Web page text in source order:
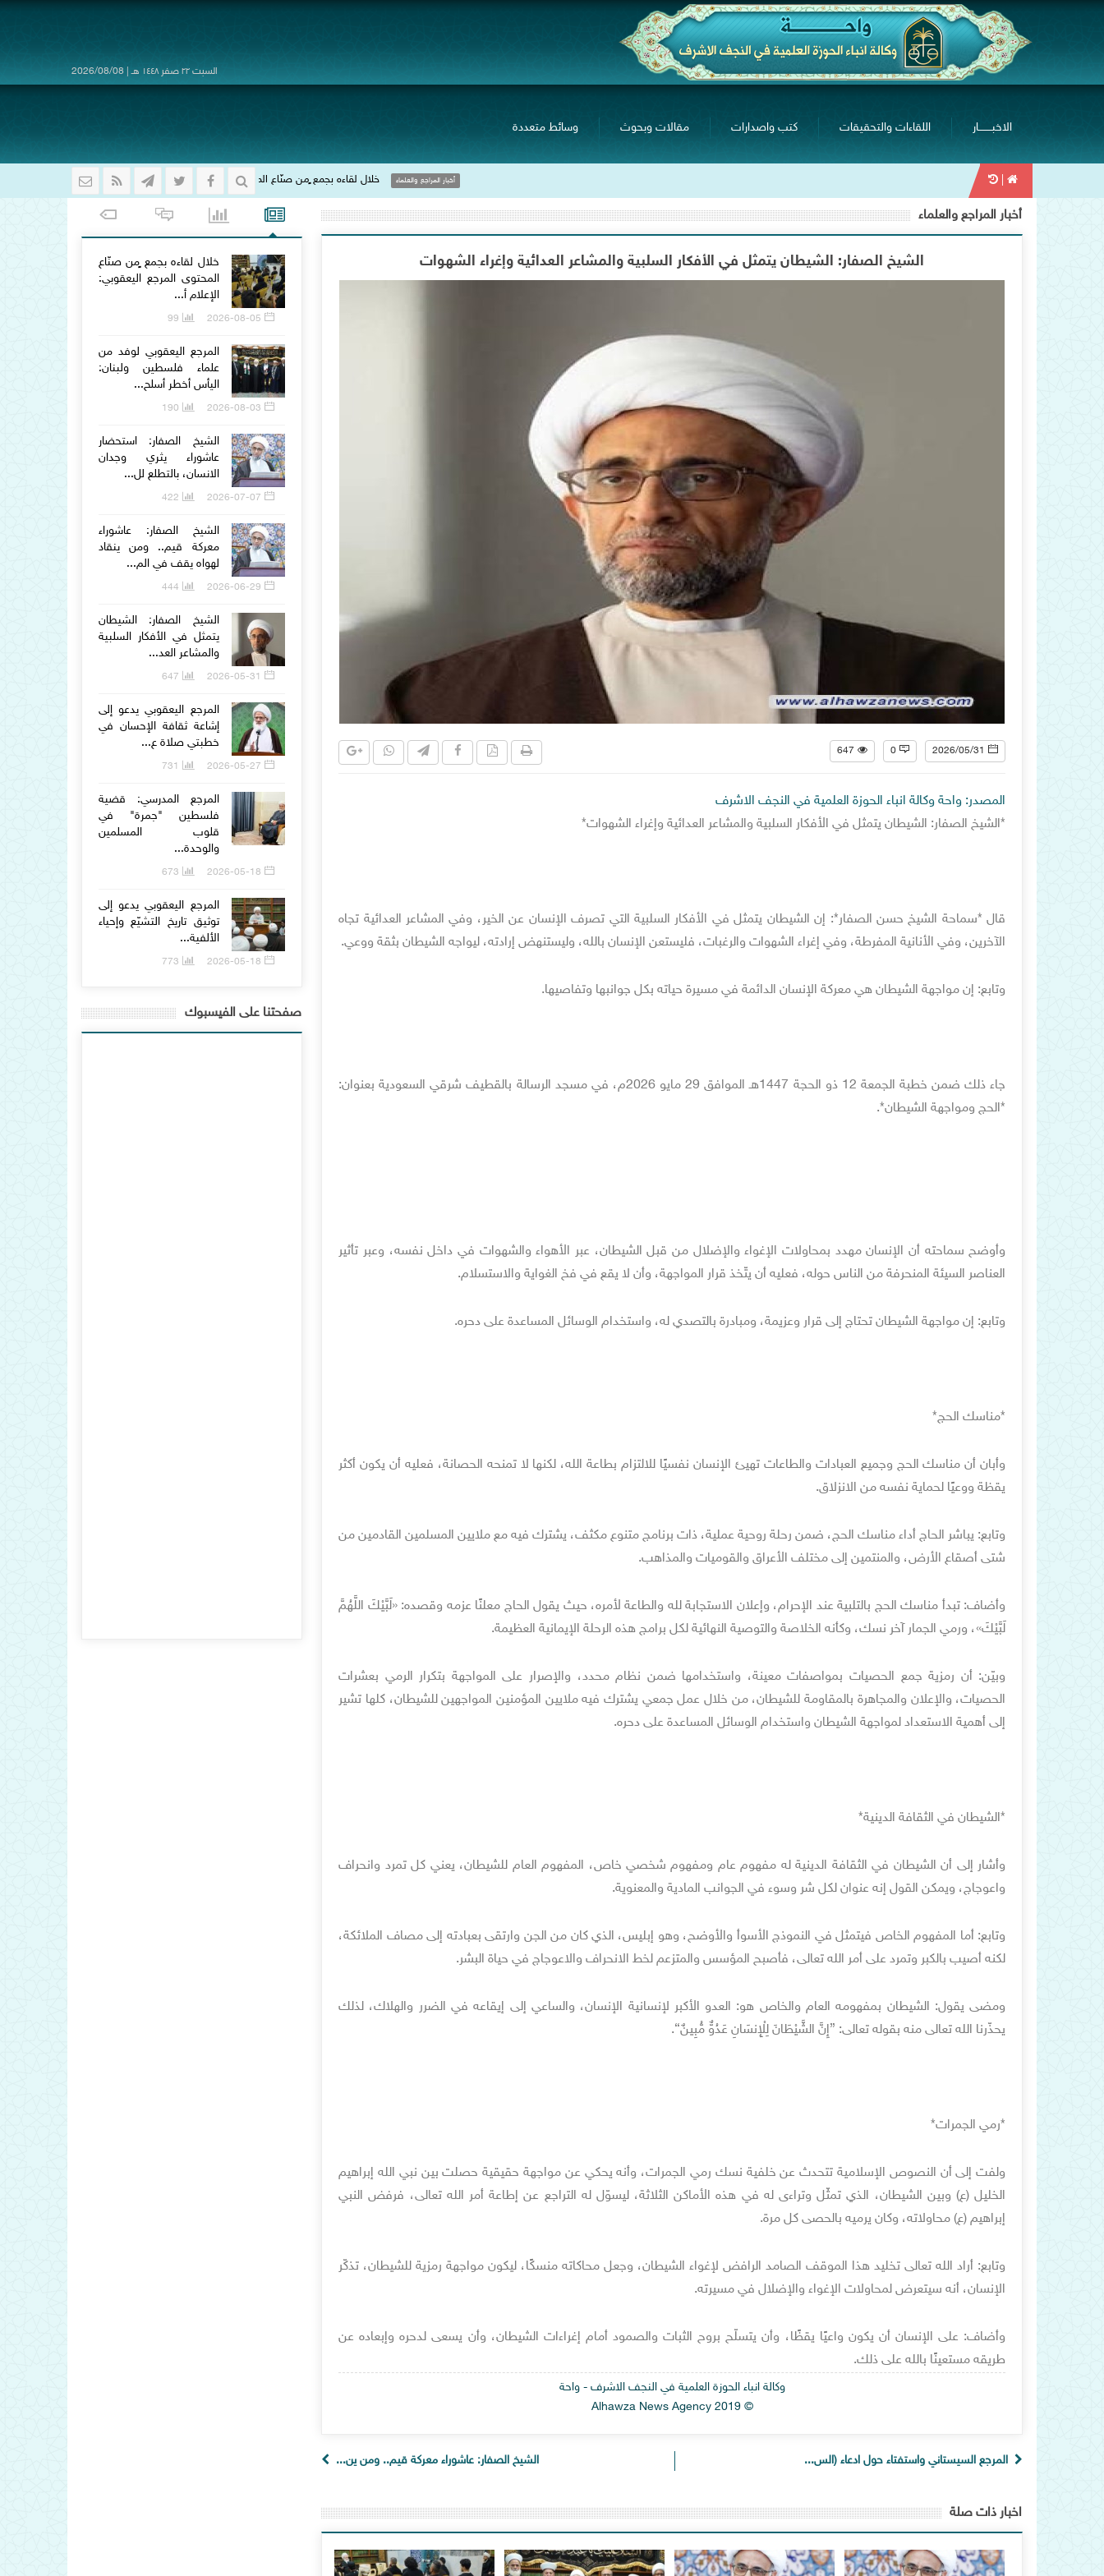
الاخبــــــــار اللقاءات والتحقيقات كتب واصدارات مقالات وبحوث وسائط متعددة
السبت ٢٢ صفر ١٤٤٨ هـ | 2026/08/08
خلال لقاءه بجمع ٍمن صنّاع المحتوى المرجع اليعقوبي: الإعلام أفتك أدوات الحرب الناعمة.. ومسؤوليتنا الشرعية
خلال لقاءه بجمع ٍمن صنّاع
المحتوى المرجع اليعقوبي:
الإعلام أ...
2026-08-05
99
المرجع اليعقوبي لوفد من
علماء فلسطين ولبنان:
اليأس أخطر أسلح...
2026-08-03
190
الشيخ الصفار: استحضار
عاشوراء يثري وجدان
الانسان، بالتطلع لل...
2026-07-07
422
الشيخ الصفار: عاشوراء
معركة قيم.. ومن ينقاد
لهواه يقف في الم...
2026-06-29
444
الشيخ الصفار: الشيطان
يتمثل في الأفكار السلبية
والمشاعر العد...
2026-05-31
647
المرجع اليعقوبي يدعو إلى
إشاعة ثقافة الإحسان في
خطبتي صلاة ع...
2026-05-27
731
المرجع المدرسي: قضية
فلسطين "جمرة" في
قلوب المسلمين
والوحدة...
2026-05-18
673
المرجع اليعقوبي يدعو إلى
توثيق تاريخ التشيّع وإحياء
الألفية...
2026-05-18
773
صفحتنا على الفيسبوك
أخبار المراجع والعلماء
الشيخ الصفار: الشيطان يتمثل في الأفكار السلبية والمشاعر العدائية وإغراء الشهوات
2026/05/31
647 0
المصدر: واحة وكالة انباء الحوزة العلمية في النجف الاشرف
*الشيخ الصفار: الشيطان يتمثل في الأفكار السلبية والمشاعر العدائية وإغراء الشهوات*
قال *سماحة الشيخ حسن الصفار*: إن الشيطان يتمثل في الأفكار السلبية التي تصرف الإنسان عن الخير، وفي المشاعر العدائية تجاه
الآخرين، وفي الأنانية المفرطة، وفي إغراء الشهوات والرغبات، فليستعن الإنسان بالله، وليستنهض إرادته، ليواجه الشيطان بثقة ووعي.
وتابع: إن مواجهة الشيطان هي معركة الإنسان الدائمة في مسيرة حياته بكل جوانبها وتفاصيها.
جاء ذلك ضمن خطبة الجمعة 12 ذو الحجة 1447هـ الموافق 29 مايو 2026م، في مسجد الرسالة بالقطيف شرقي السعودية بعنوان:
*الحج ومواجهة الشيطان*.
وأوضح سماحته أن الإنسان مهدد بمحاولات الإغواء والإضلال من قبل الشيطان، عبر الأهواء والشهوات في داخل نفسه، وعبر تأثير
العناصر السيئة المنحرفة من الناس حوله، فعليه أن يتّخذ قرار المواجهة، وأن لا يقع في فخ الغواية والاستسلام.
وتابع: إن مواجهة الشيطان تحتاج إلى قرار وعزيمة، ومبادرة بالتصدي له، واستخدام الوسائل المساعدة على دحره.
*مناسك الحج*
وأبان أن مناسك الحج وجميع العبادات والطاعات تهيئ الإنسان نفسيًا للالتزام بطاعة الله، لكنها لا تمنحه الحصانة، فعليه أن يكون أكثر
يقظة ووعيًا لحماية نفسه من الانزلاق.
وتابع: يباشر الحاج أداء مناسك الحج، ضمن رحلة روحية عملية، ذات برنامج متنوع مكثف، يشترك فيه مع ملايين المسلمين القادمين من
شتى أصقاع الأرض، والمنتمين إلى مختلف الأعراق والقوميات والمذاهب.
وأضاف: تبدأ مناسك الحج بالتلبية عند الإحرام، وإعلان الاستجابة لله والطاعة لأمره، حيث يقول الحاج معلنًا عزمه وقصده: «لَبَّيْكَ اللَّهُمَّ
لَبَّيْكَ»، ورمي الجمار آخر نسك، وكأنه الخلاصة والتوصية النهائية لكل برامج هذه الرحلة الإيمانية العظيمة.
وبيّن: أن رمزية جمع الحصيات بمواصفات معينة، واستخدامها ضمن نظام محدد، والإصرار على المواجهة بتكرار الرمي بعشرات
الحصيات، والإعلان والمجاهرة بالمقاومة للشيطان، من خلال عمل جمعي يشترك فيه ملايين المؤمنين المواجهين للشيطان، كلها تشير
إلى أهمية الاستعداد لمواجهة الشيطان واستخدام الوسائل المساعدة على دحره.
*الشيطان في الثقافة الدينية*
وأشار إلى أن الشيطان في الثقافة الدينية له مفهوم عام ومفهوم شخصي خاص، المفهوم العام للشيطان، يعني كل تمرد وانحراف
واعوجاج، ويمكن القول إنه عنوان لكل شر وسوء في الجوانب المادية والمعنوية.
وتابع: أما المفهوم الخاص فيتمثل في النموذج الأسوأ والأوضح، وهو إبليس، الذي كان من الجن وارتقى بعبادته إلى مصاف الملائكة،
لكنه أصيب بالكبر وتمرد على أمر الله تعالى، فأصبح المؤسس والمتزعم لخط الانحراف والاعوجاج في حياة البشر.
ومضى يقول: الشيطان بمفهومه العام والخاص هو: العدو الأكبر لإنسانية الإنسان، والساعي إلى إيقاعه في الضرر والهلاك، لذلك
يحذّرنا الله تعالى منه بقوله تعالى: {إِنَّ الشَّيْطَانَ لِلْإِنسَانِ عَدُوٌّ مُّبِينٌ}.
*رمي الجمرات*
ولفت إلى أن النصوص الإسلامية تتحدث عن خلفية نسك رمي الجمرات، وأنه يحكي عن مواجهة حقيقية حصلت بين نبي الله إبراهيم
الخليل (ع) وبين الشيطان، الذي تمثّل وتراءى له في هذه الأماكن الثلاثة، ليسوّل له التراجع عن إطاعة أمر الله تعالى، فرفض النبي
إبراهيم (ع) محاولاته، وكان يرميه بالحصى كل مرة.
وتابع: أراد الله تعالى تخليد هذا الموقف الصامد الرافض لإغواء الشيطان، وجعل محاكاته منسكًا، ليكون مواجهة رمزية للشيطان، تذكّر
الإنسان، أنه سيتعرض لمحاولات الإغواء والإضلال في مسيرته.
وأضاف: على الإنسان أن يكون واعيًا يقظًا، وأن يتسلّح بروح الثبات والصمود أمام إغراءات الشيطان، وأن يسعى لدحره وإبعاده عن
طريقه مستعينًا بالله على ذلك.
وكالة انباء الحوزة العلمية في النجف الاشرف - واحة
© Alhawza News Agency 2019
الشيخ الصفار: عاشوراء معركة قيم.. ومن ين... المرجع السيستاني واستفتاء حول ادعاء (الس...
اخبار ذات صلة